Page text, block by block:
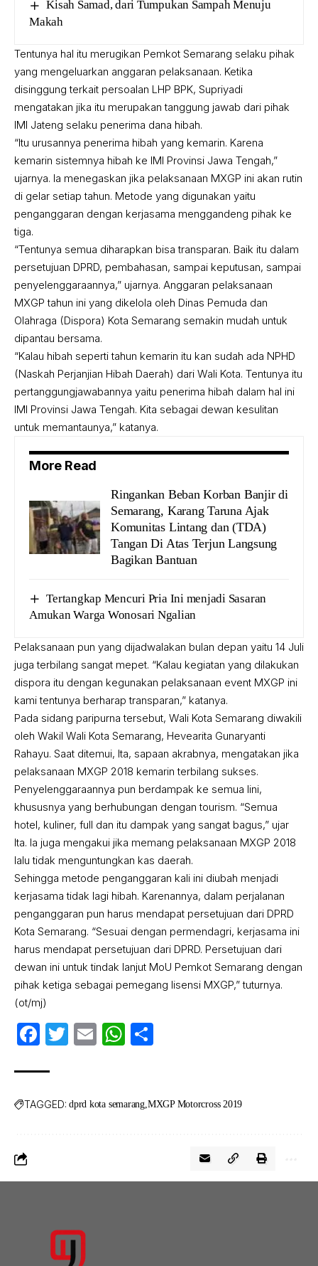
Kisah Samad, dari Tumpukan Sampah Menuju
Makah
Tentunya hal itu merugikan Pemkot Semarang selaku pihak
yang mengeluarkan anggaran pelaksanaan. Ketika
disinggung terkait persoalan LHP BPK, Supriyadi
mengatakan jika itu merupakan tanggung jawab dari pihak
IMI Jateng selaku penerima dana hibah.
“Itu urusannya penerima hibah yang kemarin. Karena
kemarin sistemnya hibah ke IMI Provinsi Jawa Tengah,”
ujarnya. Ia menegaskan jika pelaksanaan MXGP ini akan rutin
di gelar setiap tahun. Metode yang digunakan yaitu
penganggaran dengan kerjasama menggandeng pihak ke
tiga.
“Tentunya semua diharapkan bisa transparan. Baik itu dalam
persetujuan DPRD, pembahasan, sampai keputusan, sampai
penyelenggaraannya,” ujarnya. Anggaran pelaksanaan
MXGP tahun ini yang dikelola oleh Dinas Pemuda dan
Olahraga (Dispora) Kota Semarang semakin mudah untuk
dipantau bersama.
“Kalau hibah seperti tahun kemarin itu kan sudah ada NPHD
(Naskah Perjanjian Hibah Daerah) dari Wali Kota. Tentunya itu
pertanggungjawabannya yaitu penerima hibah dalam hal ini
IMI Provinsi Jawa Tengah. Kita sebagai dewan kesulitan
untuk memantaunya,” katanya.
More Read
Ringankan Beban Korban Banjir di
Semarang, Karang Taruna Ajak
Komunitas Lintang dan (TDA)
Tangan Di Atas Terjun Langsung
Bagikan Bantuan
Tertangkap Mencuri Pria Ini menjadi Sasaran
Amukan Warga Wonosari Ngalian
Pelaksanaan pun yang dijadwalakan bulan depan yaitu 14 Juli
juga terbilang sangat mepet. “Kalau kegiatan yang dilakukan
dispora itu dengan kegunakan pelaksanaan event MXGP ini
kami tentunya berharap transparan,” katanya.
Pada sidang paripurna tersebut, Wali Kota Semarang diwakili
oleh Wakil Wali Kota Semarang, Hevearita Gunaryanti
Rahayu. Saat ditemui, Ita, sapaan akrabnya, mengatakan jika
pelaksanaan MXGP 2018 kemarin terbilang sukses.
Penyelenggaraannya pun berdampak ke semua lini,
khususnya yang berhubungan dengan tourism. “Semua
hotel, kuliner, full dan itu dampak yang sangat bagus,” ujar
Ita. Ia juga mengakui jika memang pelaksanaan MXGP 2018
lalu tidak menguntungkan kas daerah.
Sehingga metode penganggaran kali ini diubah menjadi
kerjasama tidak lagi hibah. Karenannya, dalam perjalanan
penganggaran pun harus mendapat persetujuan dari DPRD
Kota Semarang. “Sesuai dengan permendagri, kerjasama ini
harus mendapat persetujuan dari DPRD. Persetujuan dari
dewan ini untuk tindak lanjut MoU Pemkot Semarang dengan
pihak ketiga sebagai pemegang lisensi MXGP,” tuturnya.
(ot/mj)
Facebook
Twitter
EmailWhatsApp
TAGGED: dprd kota semarang MXGP Motorcross 2019